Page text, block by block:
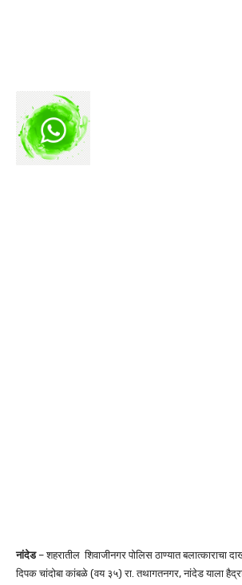
नांदेड– शहरातील शिवाजीनगर पोलिस ठाण्यात बलात्काराचा
दिपक चांदोबा कांबळे (वय ३५) रा. तथागतनगर, नांदेड याला